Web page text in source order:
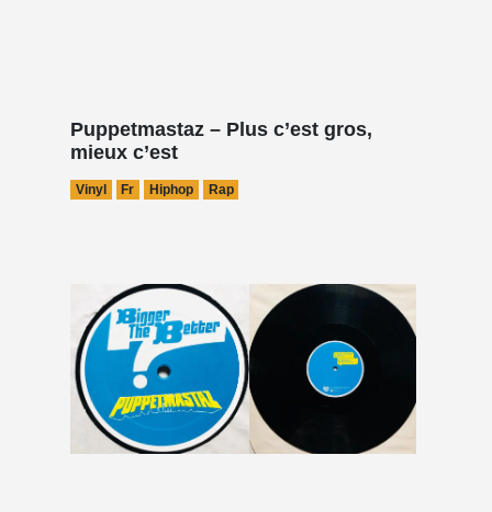
Puppetmastaz – Plus c’est gros,
mieux c’est
Vinyl Fr Hiphop Rap